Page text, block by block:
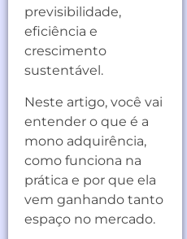
previsibilidade,
eficiência e
crescimento
sustentável.
Neste artigo, você vai
entender o que é a
mono adquirência,
como funciona na
prática e por que ela
vem ganhando tanto
espaço no mercado.